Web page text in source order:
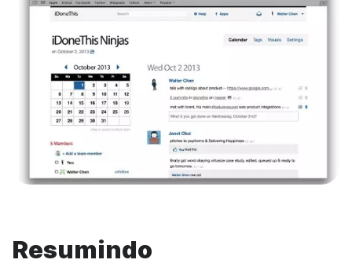
Resumindo